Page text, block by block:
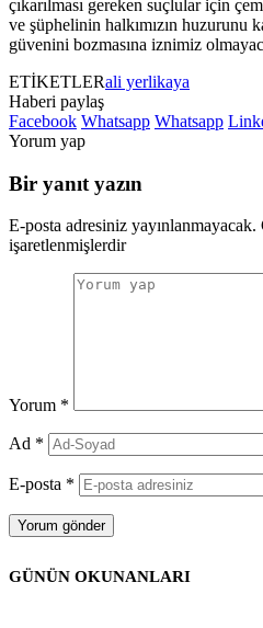
çıkarılması gereken suçlular için
ve şüphelinin halkımızın huzurunu
güvenini bozmasına iznimiz
ETİKETLERali yerlikaya
Haberi paylaş
Facebook Whatsapp Whatsapp
Yorum yap
Bir yanıt yazın
E-posta adresiniz yayınlanmayacak.
işaretlenmişlerdir
Yorum *
Ad *
E-posta *
GÜNÜN OKUNANLARI